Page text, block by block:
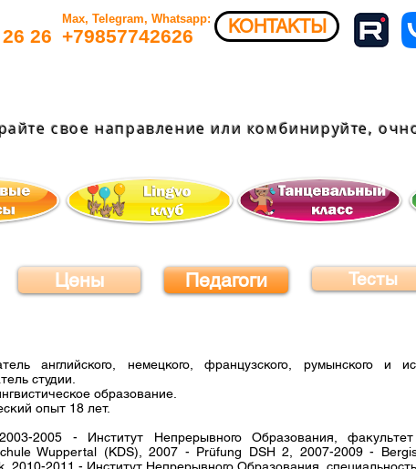
26​
Max, Telegram, Whatsapp:
+79857742626​ КОНТАКТЫ
свое направление или комбинируйте,
Цены Педагоги Тесты
английского, немецкого, французского, румынского и
студии.
образование.
опыт 18 лет.
2003-2005 - Институт Непрерывного Образования,
Wuppertal (KDS), 2007 - Prüfung DSH 2, 2007-2009 -